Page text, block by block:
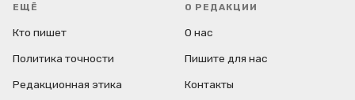
ЕЩЁ
Кто пишет
Политика точности
Редакционная этика
О РЕДАКЦИИ
О нас
Пишите для нас
Контакты